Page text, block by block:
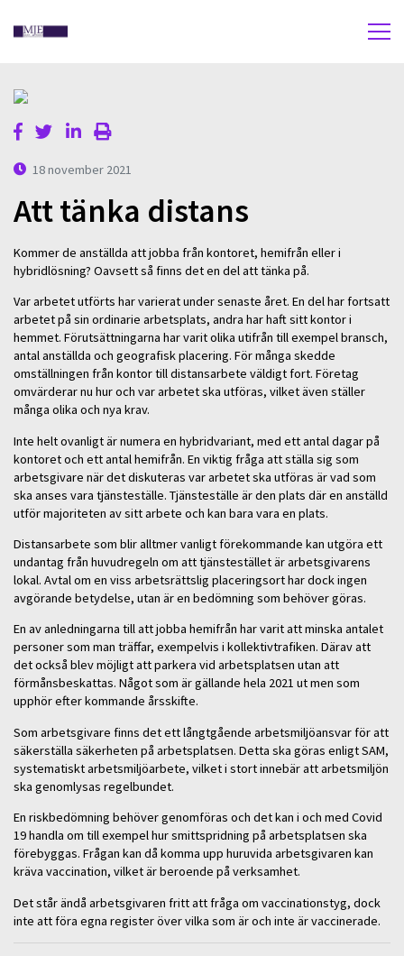
18 november 2021
Att tänka distans
Kommer de anställda att jobba från kontoret, hemifrån eller i
hybridlösning? Oavsett så finns det en del att tänka på.
Var arbetet utförts har varierat under senaste året. En del har fortsatt
arbetet på sin ordinarie arbetsplats, andra har haft sitt kontor i
hemmet. Förutsättningarna har varit olika utifrån till exempel bransch,
antal anställda och geografisk placering. För många skedde
omställningen från kontor till distansarbete väldigt fort. Företag
omvärderar nu hur och var arbetet ska utföras, vilket även ställer
många olika och nya krav.
Inte helt ovanligt är numera en hybridvariant, med ett antal dagar på
kontoret och ett antal hemifrån. En viktig fråga att ställa sig som
arbetsgivare när det diskuteras var arbetet ska utföras är vad som
ska anses vara tjänsteställe. Tjänsteställe är den plats där en anställd
utför majoriteten av sitt arbete och kan bara vara en plats.
Distansarbete som blir alltmer vanligt förekommande kan utgöra ett
undantag från huvudregeln om att tjänstestället är arbetsgivarens
lokal. Avtal om en viss arbetsrättslig placeringsort har dock ingen
avgörande betydelse, utan är en bedömning som behöver göras.
En av anledningarna till att jobba hemifrån har varit att minska antalet
personer som man träffar, exempelvis i kollektivtrafiken. Därav att
det också blev möjligt att parkera vid arbetsplatsen utan att
förmånsbeskattas. Något som är gällande hela 2021 ut men som
upphör efter kommande årsskifte.
Som arbetsgivare finns det ett långtgående arbetsmiljöansvar för att
säkerställa säkerheten på arbetsplatsen. Detta ska göras enligt SAM,
systematiskt arbetsmiljöarbete, vilket i stort innebär att arbetsmiljön
ska genomlysas regelbundet.
En riskbedömning behöver genomföras och det kan i och med Covid
19 handla om till exempel hur smittspridning på arbetsplatsen ska
förebyggas. Frågan kan då komma upp huruvida arbetsgivaren kan
kräva vaccination, vilket är beroende på verksamhet.
Det står ändå arbetsgivaren fritt att fråga om vaccinationstyg, dock
inte att föra egna register över vilka som är och inte är vaccinerade.